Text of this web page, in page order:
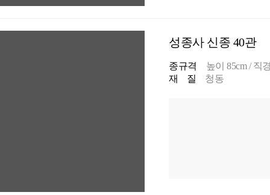
성종사 신종 40관
종규격
높이 85cm / 직
재 질
청동